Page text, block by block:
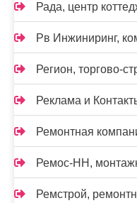
Рада, центр
Рв Инжиниринг,
Регион, торгово-
Реклама и
Ремонтная
Ремос-НН,
Ремстрой,